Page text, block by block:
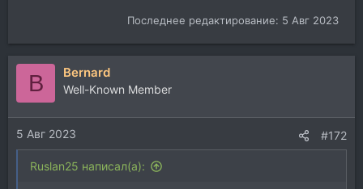
Последнее редактирование: 5 Авг 2023
B Bernard
Well-Known Member
5 Авг 2023 #172
Ruslan25 написал(а):